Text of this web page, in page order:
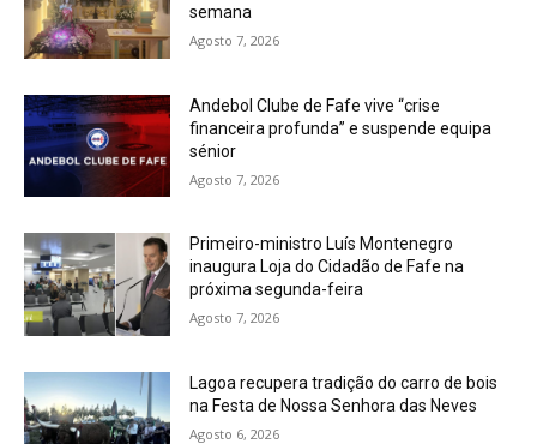
semana
Agosto 7, 2026
Andebol Clube de Fafe vive “crise
financeira profunda” e suspende equipa
sénior
Agosto 7, 2026
Primeiro-ministro Luís Montenegro
inaugura Loja do Cidadão de Fafe na
próxima segunda-feira
Agosto 7, 2026
Lagoa recupera tradição do carro de bois
na Festa de Nossa Senhora das Neves
Agosto 6, 2026